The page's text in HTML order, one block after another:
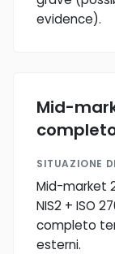
evidence).
Mid-
SITUAZIONE
Mid-market
NIS2 + ISO
completo
esterni.